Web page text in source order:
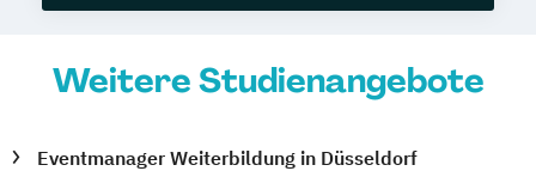
Weitere Studienangebote
Eventmanager Weiterbildung in Düsseldorf